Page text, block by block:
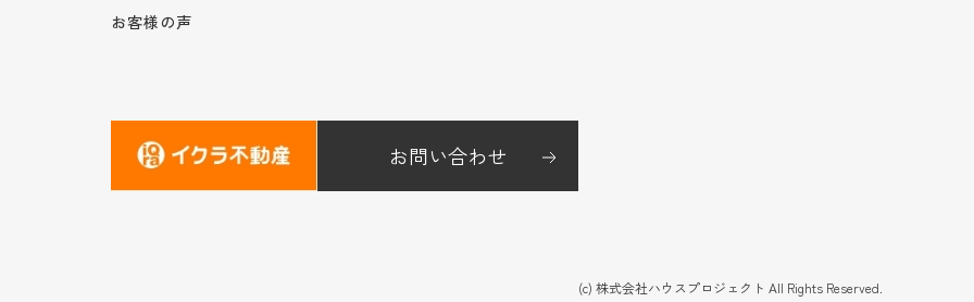
お客様の声
お問い合わせ
(c) 株式会社ハウスプロジェクト All Rights Reserved.